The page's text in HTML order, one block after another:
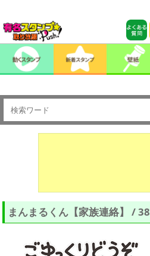
まんまるくん【家族連絡】 / 38